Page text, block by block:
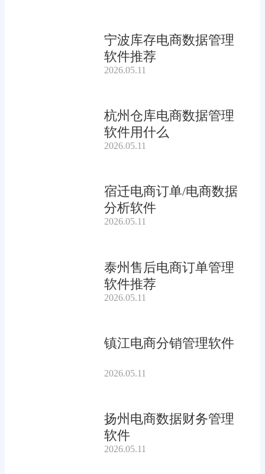
宁波库存电商数据管理
软件推荐
2026.05.11
杭州仓库电商数据管理
软件用什么
2026.05.11
宿迁电商订单/电商数据
分析软件
2026.05.11
泰州售后电商订单管理
软件推荐
2026.05.11
镇江电商分销管理软件
2026.05.11
扬州电商数据财务管理
软件
2026.05.11